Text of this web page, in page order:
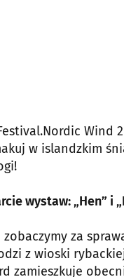
Wind
w islandzkim
wystaw: „Hen”
za
z wioski
zamieszkuje